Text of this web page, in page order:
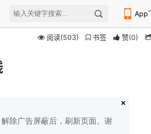
App
阅读(503) 书签 赞(0)
除广告屏蔽后，刷新页面。谢